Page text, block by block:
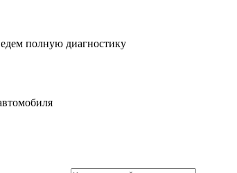
полную диагностику